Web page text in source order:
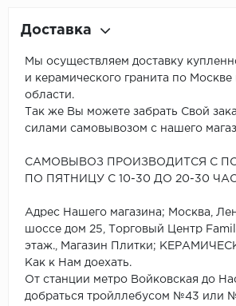
Доставка
Мы осуществляем доставку
и керамического гранита по
области.
Так же Вы можете забрать Свой
силами самовывозом с нашего
САМОВЫВОЗ ПРОИЗВОДИТСЯ С
ПО ПЯТНИЦУ С 10-30 ДО 20-30
Адрес Нашего магазина; Москва,
шоссе дом 25, Торговый Центр
этаж., Магазин Плитки;
Как к Нам доехать.
От станции метро Войковская до
добраться тройллебусом №43 или